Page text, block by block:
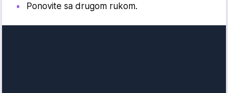
Ponovite sa drugom rukom.